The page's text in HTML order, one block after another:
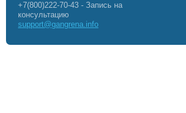
+7(800)222-70-43 - Запись на
консультацию
support@gangrena.info